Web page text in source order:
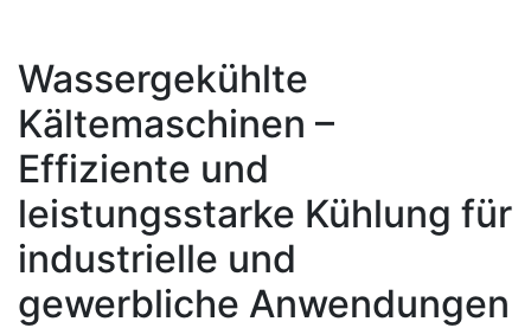
Wassergekühlte
Kältemaschinen –
Effiziente und
leistungsstarke Kühlung für
industrielle und
gewerbliche Anwendungen